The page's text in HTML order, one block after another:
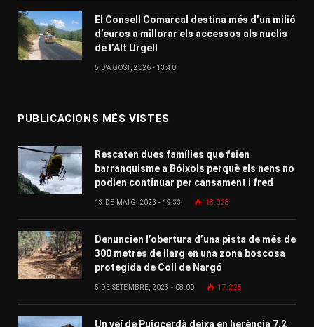
El Consell Comarcal destina més d’un milió
d’euros a millorar els accessos als nuclis
de l’Alt Urgell
5 D'AGOST, 2026 - 13:40
PUBLICACIONS MÉS VISTES
Rescaten dues famílies que feien
barranquisme a Bóixols perquè els nens no
podien continuar per cansament i fred
13 DE MAIG, 2023 - 19:33 18.028
Denuncien l’obertura d’una pista de més de
300 metres de llarg en una zona boscosa
protegida de Coll de Nargó
5 DE SETEMBRE, 2023 - 08:00 17.225
Un veí de Puigcerdà deixa en herència 7,2